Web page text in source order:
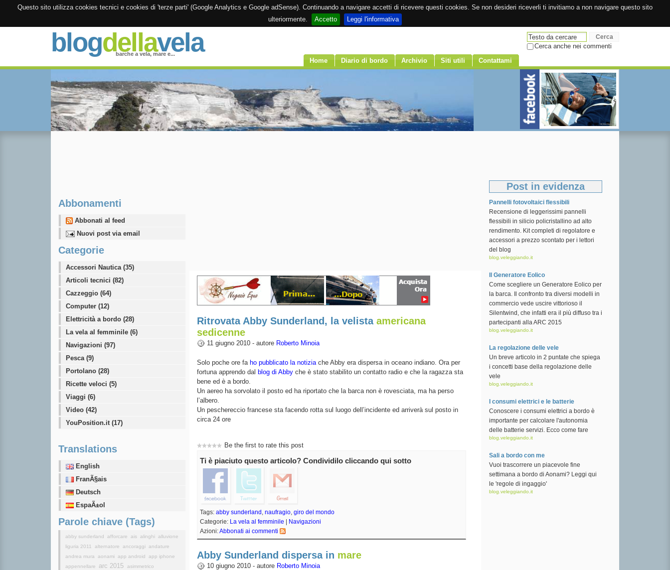
Questo sito utilizza cookies tecnici e cookies di 'terze parti' (Google Analytics e Google adSense). Continuando a navigare accetti di ricevere questi cookies. Se non desideri riceverli ti invitiamo a non navigare questo sito
ulteriormente.
Accetto Leggi l'informativa
blogdellavela
barche a vela, mare e...
Cerca anche nei commenti
Home
Diario di bordo Archivio Siti utili Contattami
Ritrovata Abby Sunderland, la velista americana
sedicenne
11 giugno 2010 - autore Roberto Minoia
Solo poche ore fa ho pubblicato la notiziache Abby era dispersa in oceano indiano. Ora per
fortuna apprendo dal blog di Abbyche è stato stabilito un contatto radio e che la ragazza sta
bene ed è a bordo.
Un aereo ha sorvolato il posto ed ha riportato che la barca non è rovesciata, ma ha perso
l’albero.
Un peschereccio francese sta facendo rotta sul luogo dell’incidente ed arriverà sul posto in
circa 24 ore
Be the first to rate this post
Ti è piaciuto questo articolo? Condividilo cliccando qui sotto
Tags: abby sunderland naufragio, giro del mondo
Categorie: La vela al femminile | Navigazioni
Azioni:Abbonati ai commenti
Abby Sunderland dispersa in mare
10 giugno 2010 - autore Roberto Minoia
Post in evidenza
Pannelli fotovoltaici flessibili
Recensione di leggerissimi pannelli
flessibili in silicio policristallino ad alto
rendimento. Kit completi di regolatore e
accessori a prezzo scontato per i lettori
del blog
blog.veleggiando.it
Il Generatore Eolico
Come scegliere un Generatore Eolico per
la barca. Il confronto tra diversi modelli in
commercio vede uscire vittorioso il
Silentwind, che infatti era il più diffuso tra i
partecipanti alla ARC 2015
blog.veleggiando.it
La regolazione delle vele
Un breve articolo in 2 puntate che spiega
i concetti base della regolazione delle
vele
blog.veleggiando.it
I consumi elettrici e le batterie
Conoscere i consumi elettrici a bordo è
importante per calcolare l'autonomia
delle batterie servizi. Ecco come fare
blog.veleggiando.it
Sali a bordo con me
Vuoi trascorrere un piacevole fine
settimana a bordo di Aonami? Leggi qui
le 'regole di ingaggio'
blog.veleggiando.it
Abbonamenti
Abbonati al feed
Nuovi post via email
Categorie
Accessori Nautica (35)
Articoli tecnici (82)
Cazzeggio (64)
Computer (12)
Elettricità a bordo (28)
La vela al femminile (6)
Navigazioni (97)
Pesca (9)
Portolano (28)
Ricette veloci (5)
Viaggi (6)
Video (42)
YouPosition.it (17)
Translations
English
FranÃ§ais
Deutsch
EspaÃ±ol
Parole chiave (Tags)
abby sunderland afforcare ais alinghi alluvione
liguria 2011
alternatore ancoraggi andature
andrea mura
aonami app android
app iphone
appennellare
arc 2015
asimmetrico